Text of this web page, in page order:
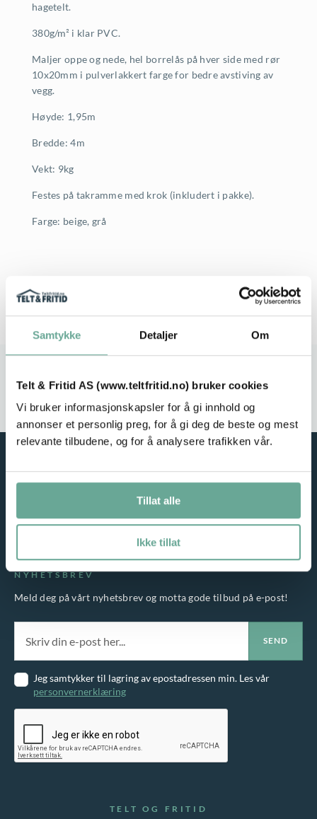
Samtykke Detaljer Om
Telt & Fritid AS (www.teltfritid.no) bruker cookies
Vi bruker informasjonskapsler for å gi innhold og
annonser et personlig preg, for å gi deg de beste og mest
relevante tilbudene, og for å analysere trafikken vår.
Tillat alle
Ikke tillat
hagetelt.
380g/m² i klar PVC.
Maljer oppe og nede, hel borrelås på hver side med rør
10x20mm i pulverlakkert farge for bedre avstiving av
vegg.
Høyde: 1,95m
Bredde: 4m
Vekt: 9kg
Festes på takramme med krok (inkludert i pakke).
Farge: beige, grå
Service i fokus Høy kvalitet
TELT OG FRITID
NYHETSBREV
Meld deg på vårt nyhetsbrev og motta gode tilbud på e-post!
Jeg samtykker til lagring av epostadressen min. Les vår
personvernerklæring